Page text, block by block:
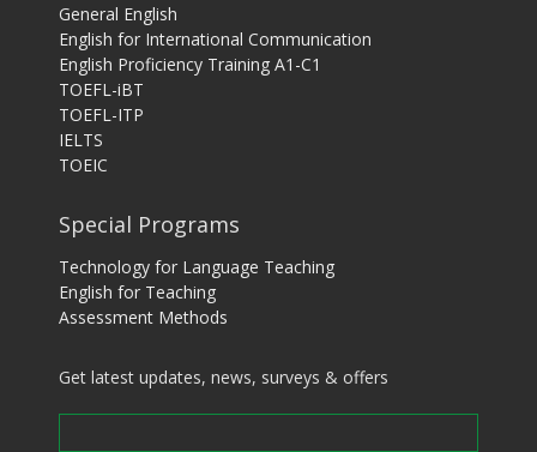
General English
English for International Communication
English Proficiency Training A1-C1
TOEFL-iBT
TOEFL-ITP
IELTS
TOEIC
Special Programs
Technology for Language Teaching
English for Teaching
Assessment Methods
Get latest updates, news, surveys & offers